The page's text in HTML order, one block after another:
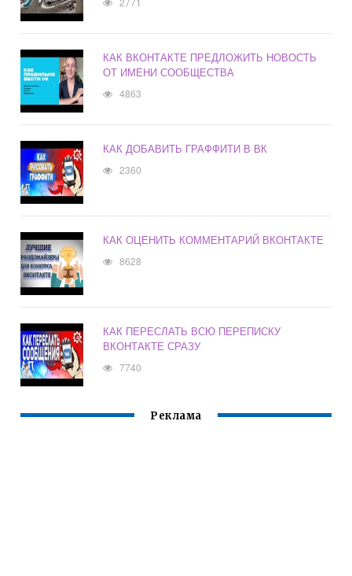
КАК ВКОНТАКТЕ ПРЕДЛОЖИТЬ НОВОСТЬ
ОТ ИМЕНИ СООБЩЕСТВА
4863
КАК ДОБАВИТЬ ГРАФФИТИ В ВК
2360
КАК ОЦЕНИТЬ КОММЕНТАРИЙ ВКОНТАКТЕ
8628
КАК ПЕРЕСЛАТЬ ВСЮ ПЕРЕПИСКУ
ВКОНТАКТЕ СРАЗУ
7740
Реклама